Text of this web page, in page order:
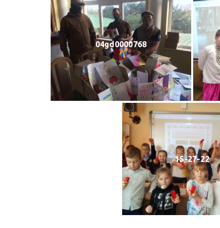
04gd0000768
15-27-22